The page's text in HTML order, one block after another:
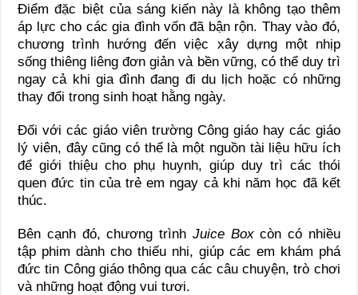
Điểm đặc biệt của sáng kiến này là không tạo thêm
áp lực cho các gia đình vốn đã bận rộn. Thay vào đó,
chương trình hướng đến việc xây dựng một nhịp
sống thiêng liêng đơn giản và bền vững, có thể duy trì
ngay cả khi gia đình đang đi du lịch hoặc có những
thay đổi trong sinh hoạt hằng ngày.
Đối với các giáo viên trường Công giáo hay các giáo
lý viên, đây cũng có thể là một nguồn tài liệu hữu ích
để giới thiệu cho phụ huynh, giúp duy trì các thói
quen đức tin của trẻ em ngay cả khi năm học đã kết
thúc.
Bên cạnh đó, chương trình Juice Boxcòn có nhiều
tập phim dành cho thiếu nhi, giúp các em khám phá
đức tin Công giáo thông qua các câu chuyện, trò chơi
và những hoạt động vui tươi.